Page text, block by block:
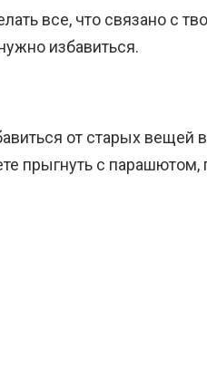
все, что связано с
избавиться.
от старых вещей
прыгнуть с парашютом,